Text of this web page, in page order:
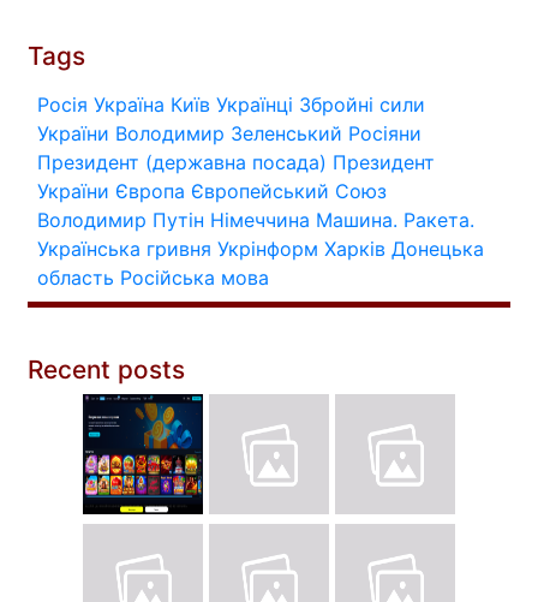
Tags
Росія Україна Київ Українці Збройні сили
України Володимир Зеленський Росіяни
Президент (державна посада) Президент
України Європа Європейський Союз
Володимир Путін Німеччина Машина. Ракета.
Українська гривня Укрінформ Харків Донецька
область Російська мова
Recent posts